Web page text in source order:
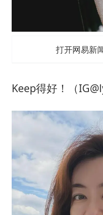
打开网易新
Keep得好！（